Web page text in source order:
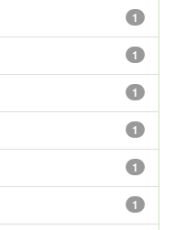
1
1
1
1
1
1